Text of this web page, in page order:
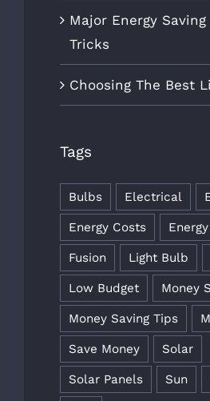
Major Energy
Tricks
Choosing The Best
Tags
Bulbs Electrical
Energy Costs
Fusion Light Bulb
Low Budget Money
Money Saving Tips
Save Money Solar
Solar Panels Sun